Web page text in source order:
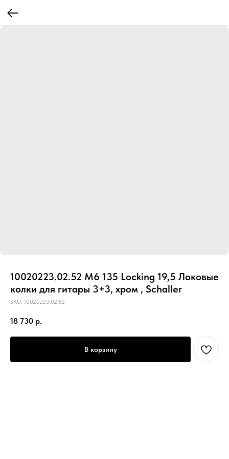
10020223.02.52 M6 135 Locking 19,5 Локовые
колки для гитары 3+3, хром , Schaller
SKU: 10020223.02.52
18 730 р.
В корзину